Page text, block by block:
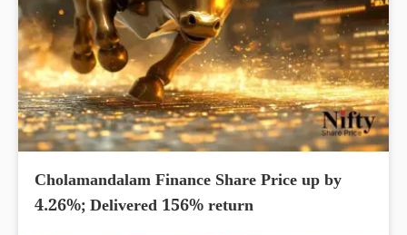
Cholamandalam Finance Share Price up by
4.26%; Delivered 156% return